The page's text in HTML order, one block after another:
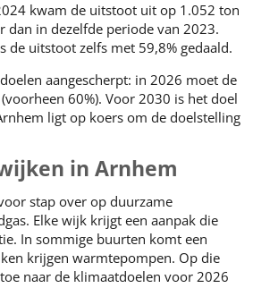
kwam de uitstoot uit op 1.052 ton
dan in dezelfde periode van 2023.
de uitstoot zelfs met 59,8% gedaald.
aangescherpt: in 2026 moet de
60%). Voor 2030 is het doel
ligt op koers om de doelstelling
in Arnhem
stap over op duurzame
Elke wijk krijgt een aanpak die
In sommige buurten komt een
krijgen warmtepompen. Op die
naar de klimaatdoelen voor 2026